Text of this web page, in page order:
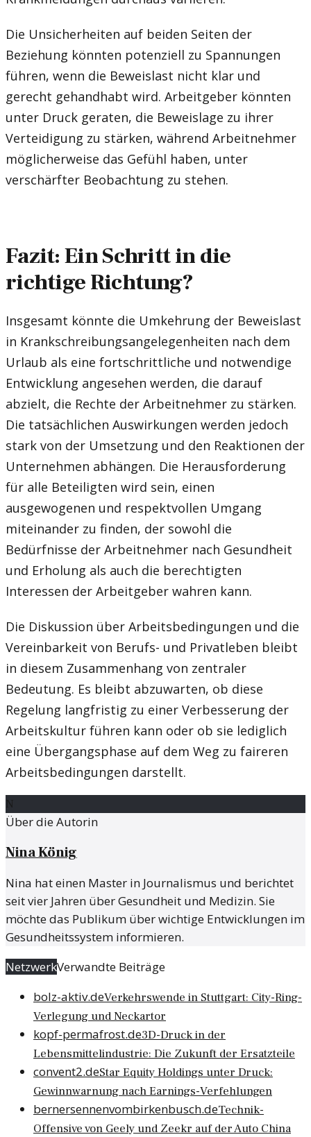
Die Unsicherheiten auf beiden Seiten der
Beziehung könnten potenziell zu Spannungen
führen, wenn die Beweislast nicht klar und
gerecht gehandhabt wird. Arbeitgeber könnten
unter Druck geraten, die Beweislage zu ihrer
Verteidigung zu stärken, während Arbeitnehmer
möglicherweise das Gefühl haben, unter
verschärfter Beobachtung zu stehen.
Fazit: Ein Schritt in die
richtige Richtung?
Insgesamt könnte die Umkehrung der Beweislast
in Krankschreibungsangelegenheiten nach dem
Urlaub als eine fortschrittliche und notwendige
Entwicklung angesehen werden, die darauf
abzielt, die Rechte der Arbeitnehmer zu stärken.
Die tatsächlichen Auswirkungen werden jedoch
stark von der Umsetzung und den Reaktionen der
Unternehmen abhängen. Die Herausforderung
für alle Beteiligten wird sein, einen
ausgewogenen und respektvollen Umgang
miteinander zu finden, der sowohl die
Bedürfnisse der Arbeitnehmer nach Gesundheit
und Erholung als auch die berechtigten
Interessen der Arbeitgeber wahren kann.
Die Diskussion über Arbeitsbedingungen und die
Vereinbarkeit von Berufs- und Privatleben bleibt
in diesem Zusammenhang von zentraler
Bedeutung. Es bleibt abzuwarten, ob diese
Regelung langfristig zu einer Verbesserung der
Arbeitskultur führen kann oder ob sie lediglich
eine Übergangsphase auf dem Weg zu faireren
Arbeitsbedingungen darstellt.
N
Über die Autorin
Nina König
Nina hat einen Master in Journalismus und berichtet
seit vier Jahren über Gesundheit und Medizin. Sie
möchte das Publikum über wichtige Entwicklungen im
Gesundheitssystem informieren.
NetzwerkVerwandte Beiträge
bolz-aktiv.deVerkehrswende in Stuttgart: City-Ring-
Verlegung und Neckartor
kopf-permafrost.de3D-Druck in der
Lebensmittelindustrie: Die Zukunft der Ersatzteile
convent2.deStar Equity Holdings unter Druck:
Gewinnwarnung nach Earnings-Verfehlungen
bernersennenvombirkenbusch.deTechnik-
Offensive von Geely und Zeekr auf der Auto China